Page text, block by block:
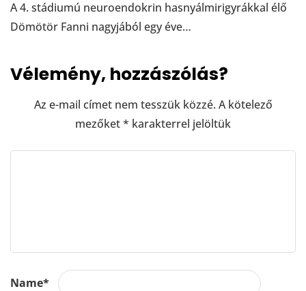
A 4. stádiumú neuroendokrin hasnyálmirigyrákkal élő
Dömötör Fanni nagyjából egy éve…
Vélemény, hozzászólás?
Az e-mail címet nem tesszük közzé. A kötelező
mezőket* karakterrel jelöltük
Name*